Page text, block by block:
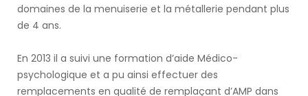
domaines de la menuiserie et la métallerie pendant plus
de 4 ans.
En 2013 il a suivi une formation d’aide Médico-
psychologique et a pu ainsi effectuer des
remplacements en qualité de remplaçant d’AMP dans